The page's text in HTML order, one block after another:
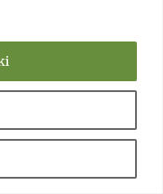
ja useampia
kaltaisia
luvulta ja niiden
Arto Sainion